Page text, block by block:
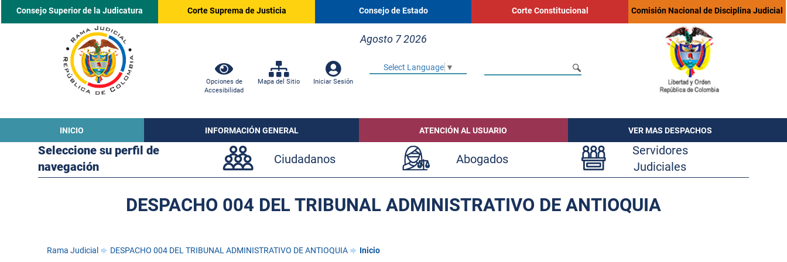
Consejo Superior de la Judicatura Corte Suprema de Justicia Consejo de Estado Corte Constitucional Comisión Nacional de Disciplina Judicial
Agosto 7 2026
Opciones de
Accesibilidad
Mapa del Sitio Iniciar Sesión
Select Language ▼
INICIO INFORMACIÓN GENERAL ATENCIÓN AL USUARIO VER MAS DESPACHOS
Seleccione su perfil de
navegación
Ciudadanos Abogados
Servidores
Judiciales
DESPACHO 004 DEL TRIBUNAL ADMINISTRATIVO DE ANTIOQUIA
Rama Judicial DESPACHO 004 DEL TRIBUNAL ADMINISTRATIVO DE ANTIOQUIA Inicio